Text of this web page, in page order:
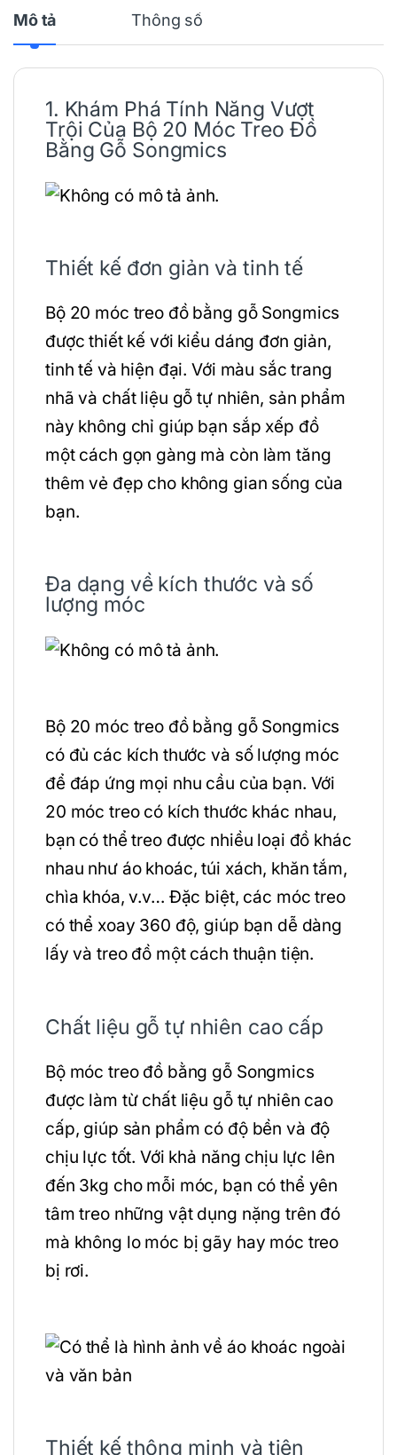
Mô tả Thông số
1. Khám Phá Tính Năng Vượt
Trội Của Bộ 20 Móc Treo Đồ
Bằng Gỗ Songmics
Thiết kế đơn giản và tinh tế
Bộ 20 móc treo đồ bằng gỗ Songmics
được thiết kế với kiểu dáng đơn giản,
tinh tế và hiện đại. Với màu sắc trang
nhã và chất liệu gỗ tự nhiên, sản phẩm
này không chỉ giúp bạn sắp xếp đồ
một cách gọn gàng mà còn làm tăng
thêm vẻ đẹp cho không gian sống của
bạn.
Đa dạng về kích thước và số
lượng móc
Bộ 20 móc treo đồ bằng gỗ Songmics
có đủ các kích thước và số lượng móc
để đáp ứng mọi nhu cầu của bạn. Với
20 móc treo có kích thước khác nhau,
bạn có thể treo được nhiều loại đồ khác
nhau như áo khoác, túi xách, khăn tắm,
chìa khóa, v.v… Đặc biệt, các móc treo
có thể xoay 360 độ, giúp bạn dễ dàng
lấy và treo đồ một cách thuận tiện.
Chất liệu gỗ tự nhiên cao cấp
Bộ móc treo đồ bằng gỗ Songmics
được làm từ chất liệu gỗ tự nhiên cao
cấp, giúp sản phẩm có độ bền và độ
chịu lực tốt. Với khả năng chịu lực lên
đến 3kg cho mỗi móc, bạn có thể yên
tâm treo những vật dụng nặng trên đó
mà không lo móc bị gãy hay móc treo
bị rơi.
Thiết kế thông minh và tiện